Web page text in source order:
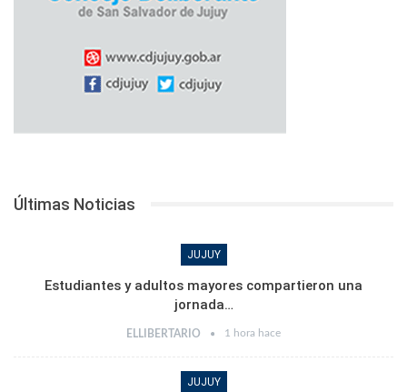
Últimas Noticias
JUJUY
Estudiantes y adultos mayores compartieron una
jornada…
ELLIBERTARIO 1 hora hace
JUJUY